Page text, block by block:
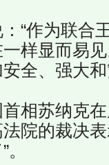
“作为联合
样显而易
全、强大和
相苏纳克
院的裁决